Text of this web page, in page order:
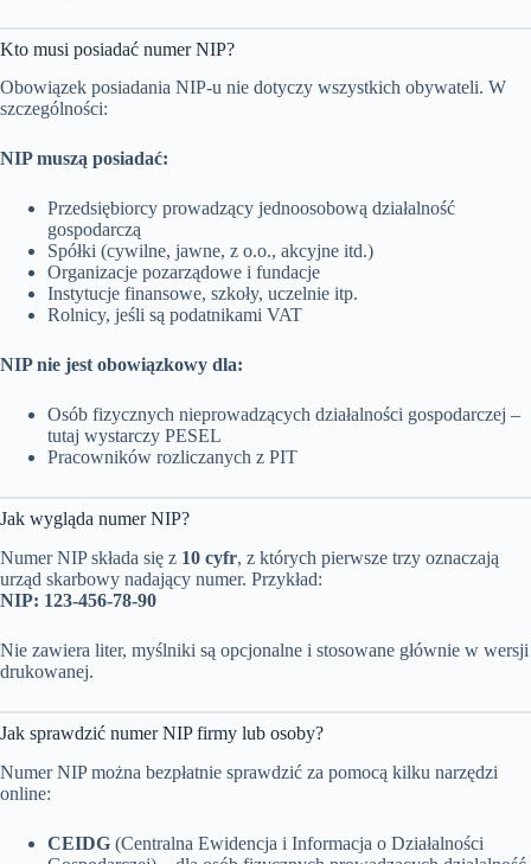
Kto musi posiadać numer NIP?
Obowiązek posiadania NIP-u nie dotyczy wszystkich obywateli. W
szczególności:
NIP muszą posiadać:
Przedsiębiorcy prowadzący jednoosobową działalność
gospodarczą
Spółki (cywilne, jawne, z o.o., akcyjne itd.)
Organizacje pozarządowe i fundacje
Instytucje finansowe, szkoły, uczelnie itp.
Rolnicy, jeśli są podatnikami VAT
NIP nie jest obowiązkowy dla:
Osób fizycznych nieprowadzących działalności gospodarczej –
tutaj wystarczy PESEL
Pracowników rozliczanych z PIT
Jak wygląda numer NIP?
Numer NIP składa się z 10 cyfr, z których pierwsze trzy oznaczają
urząd skarbowy nadający numer. Przykład:
NIP: 123-456-78-90
Nie zawiera liter, myślniki są opcjonalne i stosowane głównie w wersji
drukowanej.
Jak sprawdzić numer NIP firmy lub osoby?
Numer NIP można bezpłatnie sprawdzić za pomocą kilku narzędzi
online:
CEIDG (Centralna Ewidencja i Informacja o Działalności